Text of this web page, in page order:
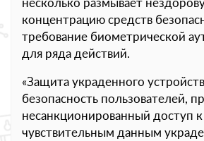
концентрацию средств
требование биометрической
для ряда действий.
«Защита украденного
безопасность пользователей,
несанкционированный доступ к
чувствительным данным